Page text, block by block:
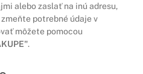
alebo zaslať na inú adresu,
potrebné údaje v
môžete pomocou
.